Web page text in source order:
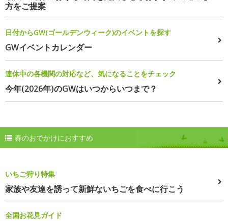
方をご提案
日付からGW(ゴールデンウィーク)のイベントを探す
GWイベントカレンダー
連休中の各機関の対応など、気になることをチェック
今年(2026年)のGWはいつからいつまで？
春のおでかけにおすすめ
いちご狩り特集
家族や友達を誘って新鮮ないちごを食べに行こう
全国お花見ガイド